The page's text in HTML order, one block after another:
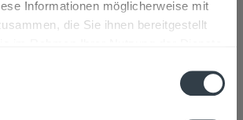
Informationen möglicherweise mit
die Sie ihnen bereitgestellt
6 x 0,33l"